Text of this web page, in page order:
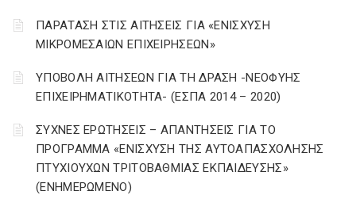
ΠΑΡΑΤΑΣΗ ΣΤΙΣ ΑΙΤΗΣΕΙΣ ΓΙΑ «ΕΝΙΣΧΥΣΗ
ΜΙΚΡΟΜΕΣΑΙΩΝ ΕΠΙΧΕΙΡΗΣΕΩΝ»
ΥΠΟΒΟΛΗ ΑΙΤΗΣΕΩΝ ΓΙΑ ΤΗ ΔΡΑΣΗ -ΝΕΟΦΥΗΣ
ΕΠΙΧΕΙΡΗΜΑΤΙΚΟΤΗΤΑ- (ΕΣΠΑ 2014 – 2020)
ΣΥΧΝΕΣ ΕΡΩΤΗΣΕΙΣ – ΑΠΑΝΤΗΣΕΙΣ ΓΙΑ ΤΟ
ΠΡΟΓΡΑΜΜΑ «ΕΝΙΣΧΥΣΗ ΤΗΣ ΑΥΤΟΑΠΑΣΧΟΛΗΣΗΣ
ΠΤΥΧΙΟΥΧΩΝ ΤΡΙΤΟΒΑΘΜΙΑΣ ΕΚΠΑΙΔΕΥΣΗΣ»
(ΕΝΗΜΕΡΩΜΕΝΟ)